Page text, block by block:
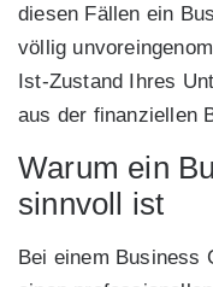
diesen Fällen ein
völlig
Ist-Zustand Ihres
aus der finanziellen
Warum ein
sinnvoll ist
Bei einem Business